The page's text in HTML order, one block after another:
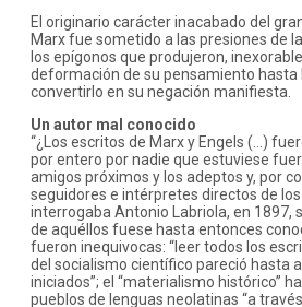
El originario carácter inacabado del
Marx fue sometido a las presiones de
los epígonos que produjeron,
deformación de su pensamiento hasta
convertirlo en su negación manifiesta.
Un autor mal conocido
“¿Los escritos de Marx y Engels (…)
por entero por nadie que estuviese
amigos próximos y los adeptos y, por
seguidores e intérpretes directos de los
interrogaba Antonio Labriola, en 1897,
de aquéllos fuese hasta entonces
fueron inequivocas: “leer todos los
del socialismo científico pareció hasta
iniciados”; el “materialismo histórico”
pueblos de lenguas neolatinas “a